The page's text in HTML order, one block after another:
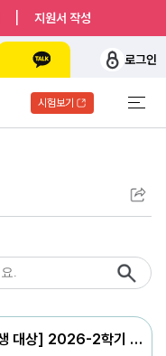
지원서 작성
로그인
시험보기
[2026.07.07 수정] [★ 신편입생 대상] 2026-2학기 수강신청 참고 사항 안내